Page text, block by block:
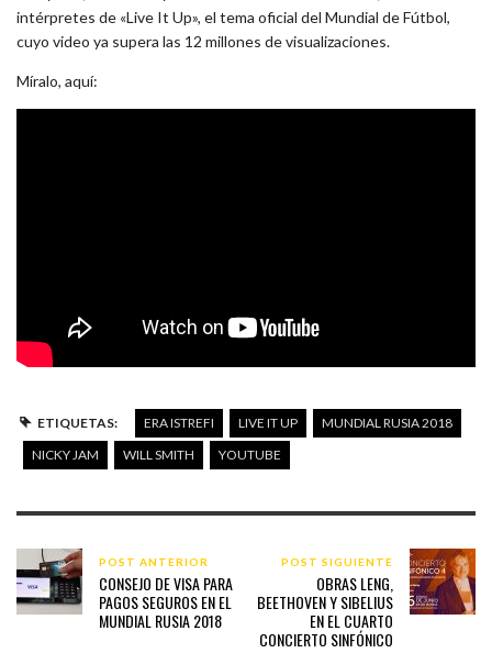
intérpretes de «Live It Up», el tema oficial del Mundial de Fútbol,
cuyo video ya supera las 12 millones de visualizaciones.
Míralo, aquí:
ETIQUETAS: ERA ISTREFI LIVE IT UP
MUNDIAL RUSIA 2018
NICKY JAM
WILL SMITH YOUTUBE
POST ANTERIOR
CONSEJO DE VISA PARA
PAGOS SEGUROS EN EL
MUNDIAL RUSIA 2018
POST SIGUIENTE
OBRAS LENG,
BEETHOVEN Y SIBELIUS
EN EL CUARTO
CONCIERTO SINFÓNICO